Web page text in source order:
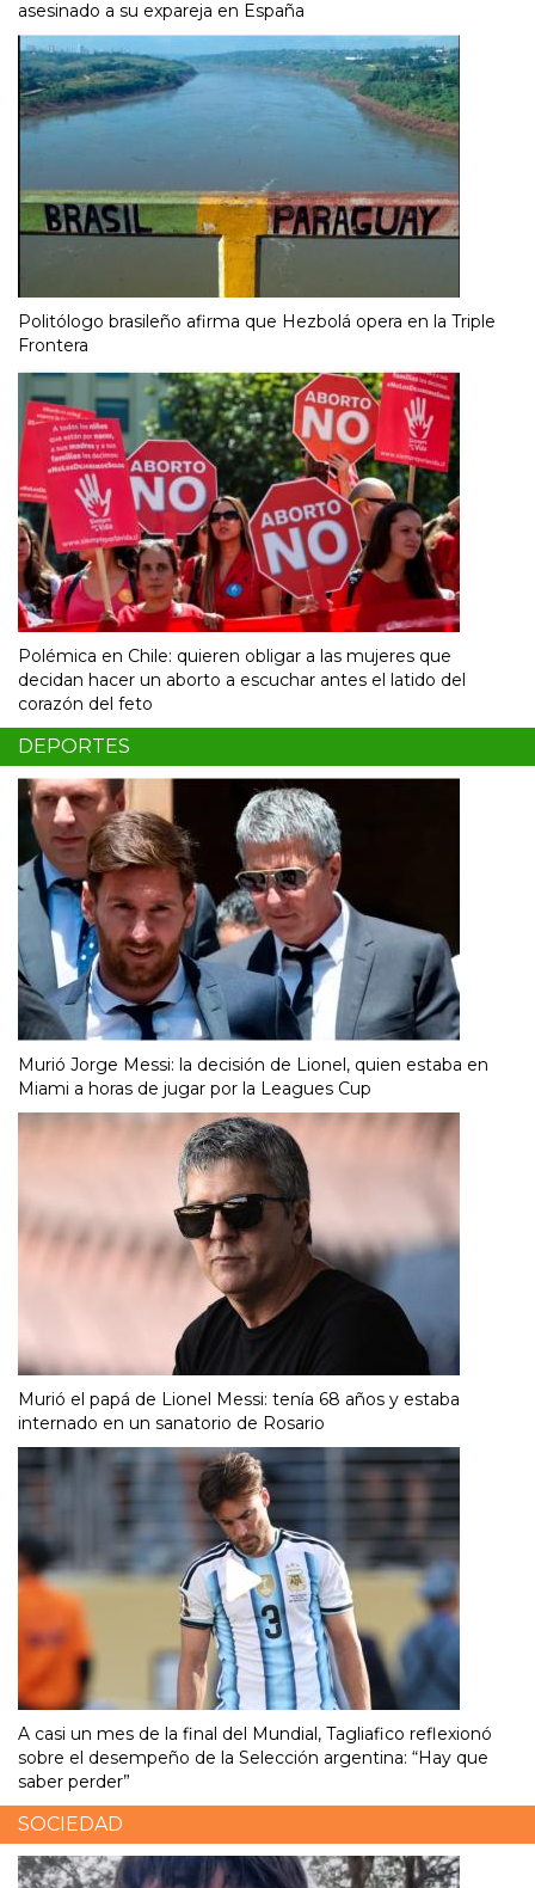
asesinado a su expareja en España
Politólogo brasileño afirma que Hezbolá opera en la Triple
Frontera
Polémica en Chile: quieren obligar a las mujeres que
decidan hacer un aborto a escuchar antes el latido del
corazón del feto
DEPORTES
Murió Jorge Messi: la decisión de Lionel, quien estaba en
Miami a horas de jugar por la Leagues Cup
Murió el papá de Lionel Messi: tenía 68 años y estaba
internado en un sanatorio de Rosario
A casi un mes de la final del Mundial, Tagliafico reflexionó
sobre el desempeño de la Selección argentina: “Hay que
saber perder”
SOCIEDAD